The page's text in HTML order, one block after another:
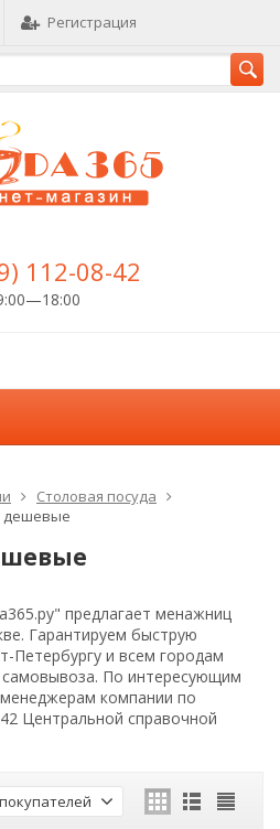
Регистрация
112-08-42
Столовая посуда
предлагает менажниц
Гарантируем быструю
Петербургу и всем городам
По интересующим
компании по
Центральной справочной